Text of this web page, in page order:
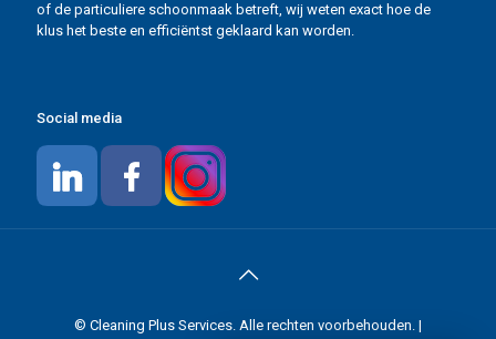
Gemeenschappelijke delen
of de particuliere schoonmaak betreft, wij weten exact hoe de
klus het beste en efficiëntst geklaard kan worden.
Social media
© Cleaning Plus Services. Alle rechten voorbehouden. |